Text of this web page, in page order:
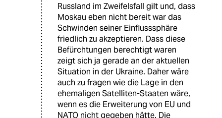
Russland im Zweifelsfall gilt und, dass
Moskau eben nicht bereit war das
Schwinden seiner Einflusssphäre
friedlich zu akzeptieren. Dass diese
Befürchtungen berechtigt waren
zeigt sich ja gerade an der aktuellen
Situation in der Ukraine. Daher wäre
auch zu fragen wie die Lage in den
ehemaligen Satelliten-Staaten wäre,
wenn es die Erweiterung von EU und
NATO nicht gegeben hätte. Die